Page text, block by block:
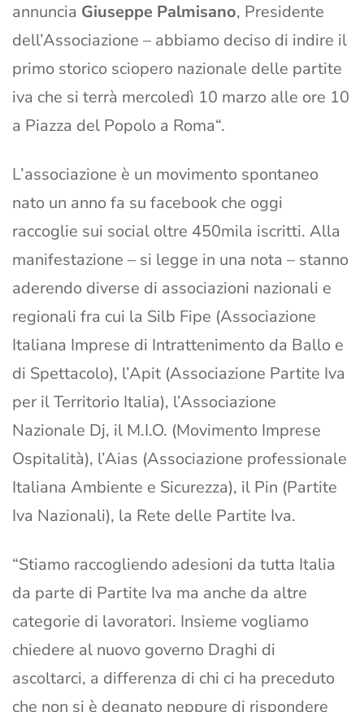
annuncia Giuseppe Palmisano, Presidente
dell’Associazione – abbiamo deciso di indire il
primo storico sciopero nazionale delle partite
iva che si terrà mercoledì 10 marzo alle ore 10
a Piazza del Popolo a Roma“.
L’associazione è un movimento spontaneo
nato un anno fa su facebook che oggi
raccoglie sui social oltre 450mila iscritti. Alla
manifestazione – si legge in una nota – stanno
aderendo diverse di associazioni nazionali e
regionali fra cui la Silb Fipe (Associazione
Italiana Imprese di Intrattenimento da Ballo e
di Spettacolo), l’Apit (Associazione Partite Iva
per il Territorio Italia), l’Associazione
Nazionale Dj, il M.I.O. (Movimento Imprese
Ospitalità), l’Aias (Associazione professionale
Italiana Ambiente e Sicurezza), il Pin (Partite
Iva Nazionali), la Rete delle Partite Iva.
“Stiamo raccogliendo adesioni da tutta Italia
da parte di Partite Iva ma anche da altre
categorie di lavoratori. Insieme vogliamo
chiedere al nuovo governo Draghi di
ascoltarci, a differenza di chi ci ha preceduto
che non si è degnato neppure di rispondere